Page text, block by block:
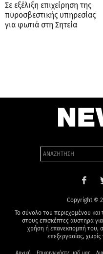
Σε εξέλιξη επιχείρηση της
πυροσβεστικής υπηρεσίας
για φωτιά στη Σητεία
Copyright ©
Το σύνολο του περιεχομένου
στους επισκέπτες αυστηρά
χρήση ή επανεκπομπή του,
επεξεργασίας,